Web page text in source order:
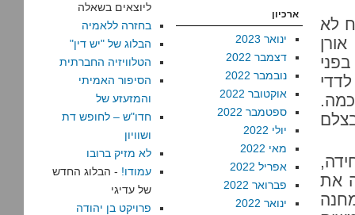
לא
את
ארכיון
ינואר 2023
דצמבר 2022
נובמבר 2022
אוקטובר 2022
ספטמבר 2022
יולי 2022
מאי 2022
אפריל 2022
פברואר 2022
ינואר 2022
ליוצאים בשאלה
בחזרה ללאמיה
הבלוג של "יש דין"
הטלוויזיה החברתית
הסיפור האמיתי
והמזעזע של
חדו"ש – לחופש דת
ושוויון
לא מזיק ברובו
עמודו! - הבלוג החדש
של עדיגי
פרויקט בן יהודה